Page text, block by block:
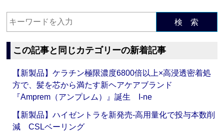
検 索
この記事と同じカテゴリーの新着記事
【新製品】ケラチン極限濃度6800倍以上×高浸透密着処
方で、髪を芯から満たす新ヘアケアブランド
『Amprem（アンプレム）』誕生 I-ne
【新製品】ハイゼントラを新発売‐高用量化で投与本数削
減 CSLベーリング